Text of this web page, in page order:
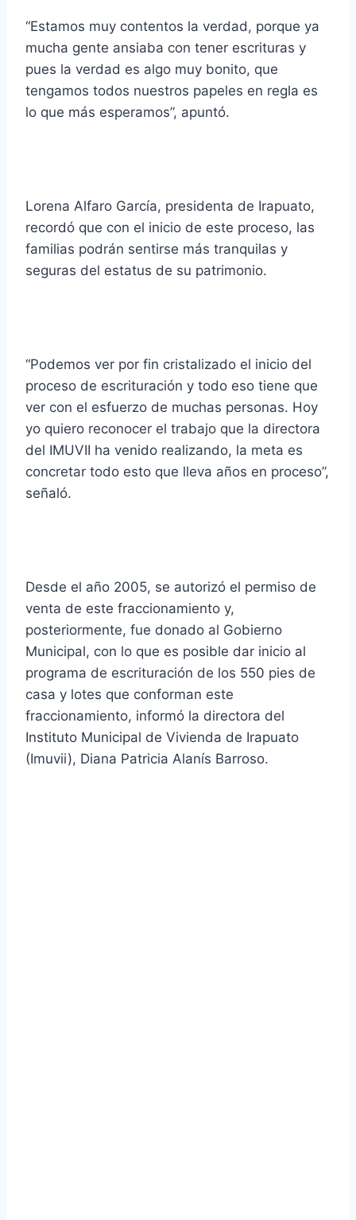
“Estamos muy contentos la verdad, porque ya
mucha gente ansiaba con tener escrituras y
pues la verdad es algo muy bonito, que
tengamos todos nuestros papeles en regla es
lo que más esperamos”, apuntó.
Lorena Alfaro García, presidenta de Irapuato,
recordó que con el inicio de este proceso, las
familias podrán sentirse más tranquilas y
seguras del estatus de su patrimonio.
“Podemos ver por fin cristalizado el inicio del
proceso de escrituración y todo eso tiene que
ver con el esfuerzo de muchas personas. Hoy
yo quiero reconocer el trabajo que la directora
del IMUVII ha venido realizando, la meta es
concretar todo esto que lleva años en proceso”,
señaló.
Desde el año 2005, se autorizó el permiso de
venta de este fraccionamiento y,
posteriormente, fue donado al Gobierno
Municipal, con lo que es posible dar inicio al
programa de escrituración de los 550 pies de
casa y lotes que conforman este
fraccionamiento, informó la directora del
Instituto Municipal de Vivienda de Irapuato
(Imuvii), Diana Patricia Alanís Barroso.